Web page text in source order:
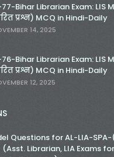
77-Bihar Librarian Exam: LIS
प्रश्न) MCQ in Hindi-Daily
14, 2025
76-Bihar Librarian Exam: LIS
प्रश्न) MCQ in Hindi-Daily
12, 2025
Questions for AL-LIA-SPA-
Librarian, LIA Exams